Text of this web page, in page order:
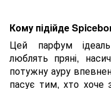
Кому підійде
Цей парфум
люблять пряні,
потужну ауру
пасує тим, хто хоче